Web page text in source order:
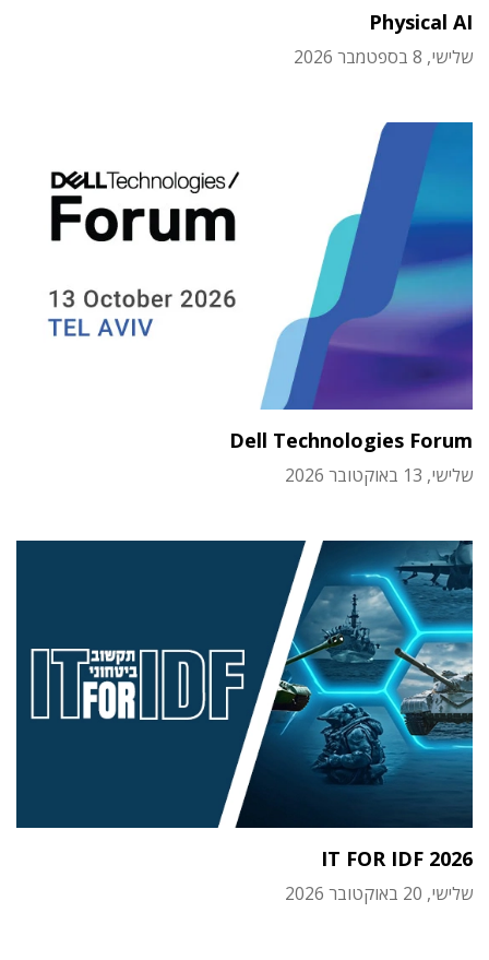
Physical AI
שלישי, 8 בספטמבר 2026
Dell Technologies Forum
שלישי, 13 באוקטובר 2026
IT FOR IDF 2026
שלישי, 20 באוקטובר 2026